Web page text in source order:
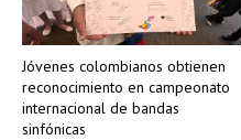
Jóvenes colombianos obtienen
reconocimiento en campeonato
internacional de bandas
sinfónicas